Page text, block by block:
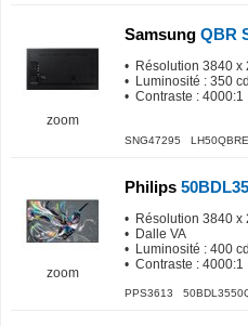
zoom
Samsung QBR
• Résolution 3840 x
• Luminosité : 350
• Contraste : 4000:1
SNG47295
zoom
Philips
• Résolution 3840 x
• Dalle VA
• Luminosité : 400
• Contraste : 4000:1
PPS3613